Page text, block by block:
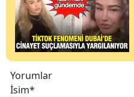
Yorumlar
İsim*